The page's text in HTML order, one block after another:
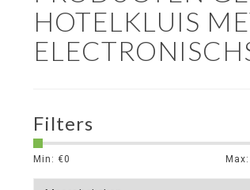
HOTELKLUIS
Filters
Min: €0